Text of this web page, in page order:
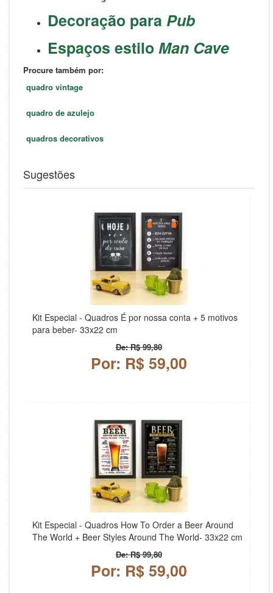
Decoração para Pub
Espaços estiloMan Cave
Procure também por:
quadro vintage
quadro de azulejo
quadros decorativos
Sugestões
Kit Especial - Quadros É por nossa conta + 5 motivos
para beber- 33x22 cm
De: R$ 99,80
Por: R$ 59,00
Kit Especial - Quadros How To Order a Beer Around
The World + Beer Styles Around The World- 33x22 cm
De: R$ 99,80
Por: R$ 59,00